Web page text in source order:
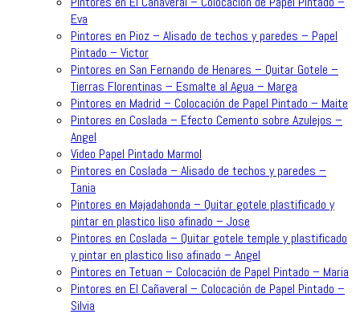
Eva
Pintores en Pioz – Alisado de techos y paredes – Papel
Pintado – Victor
Pintores en San Fernando de Henares – Quitar Gotele –
Tierras Florentinas – Esmalte al Agua – Marga
Pintores en Madrid – Colocación de Papel Pintado – Maite
Pintores en Coslada – Efecto Cemento sobre Azulejos –
Angel
Video Papel Pintado Marmol
Pintores en Coslada – Alisado de techos y paredes –
Tania
Pintores en Majadahonda – Quitar gotele plastificado y
pintar en plastico liso afinado – Jose
Pintores en Coslada – Quitar gotele temple y plastificado
y pintar en plastico liso afinado – Angel
Pintores en Tetuan – Colocación de Papel Pintado – Maria
Pintores en El Cañaveral – Colocación de Papel Pintado –
Silvia